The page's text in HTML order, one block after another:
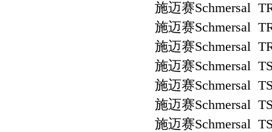
施迈赛Schmersal
施迈赛Schmersal
施迈赛Schmersal
施迈赛Schmersal
施迈赛Schmersal
施迈赛Schmersal
施迈赛Schmersal